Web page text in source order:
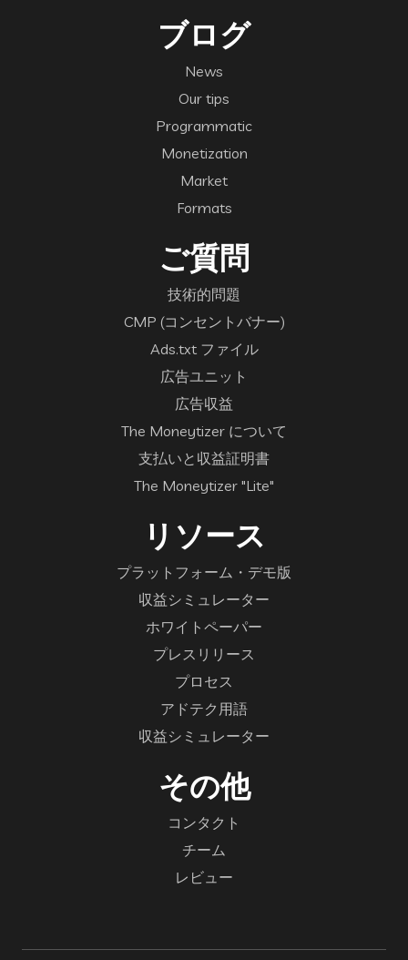
ブログ
News
Our tips
Programmatic
Monetization
Market
Formats
ご質問
技術的問題
CMP (コンセントバナー)
Ads.txt ファイル
広告ユニット
広告収益
The Moneytizer について
支払いと収益証明書
The Moneytizer "Lite"
リソース
プラットフォーム・デモ版
収益シミュレーター
ホワイトペーパー
プレスリリース
プロセス
アドテク用語
収益シミュレーター
その他
コンタクト
チーム
レビュー